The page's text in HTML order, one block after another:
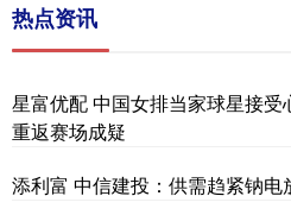
热点资讯
星富优配 中国女排当家球星接
重返赛场成疑
添利富 中信建投：供需趋紧钠